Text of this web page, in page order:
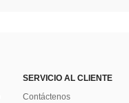
SERVICIO AL CLIENTE
Contáctenos